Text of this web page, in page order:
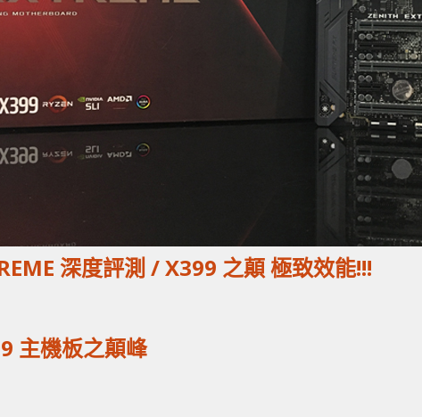
深度評測 / X399 之顛 極致效能!!!
主機板之顛峰